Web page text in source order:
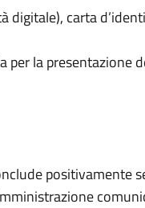
digitale), carta
la presentazione
positivamente